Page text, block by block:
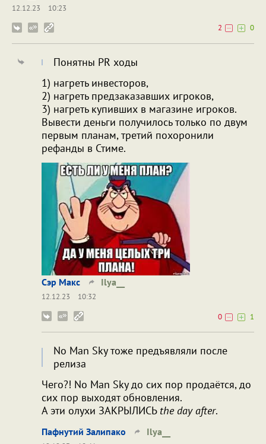
12.12.23
10:23
2
0
Понятны PR ходы
1) нагреть инвесторов,
2) нагреть предзаказавших игроков,
3) нагреть купивших в магазине игроков.
Вывести деньги получилось только по двум
первым планам, третий похоронили
рефанды в Стиме.
Сэр Макс Ilya__
12.12.23
10:32
0
1
No Man Sky тоже предъявляли после
релиза
Чего?! No Man Sky до сих пор продаётся, до
сих пор выходят обновления.
А эти олухи ЗАКРЫЛИСЬ the day after.
Пафнутий Залипако Ilya__